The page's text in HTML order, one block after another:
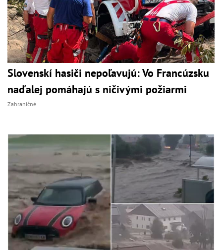
Slovenskí hasiči nepoľavujú: Vo Francúzsku
naďalej pomáhajú s ničivými požiarmi
Zahraničné